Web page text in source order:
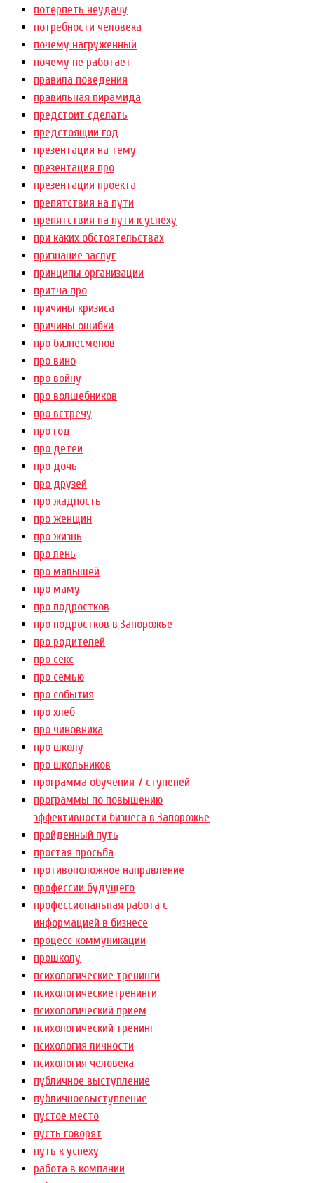
потерпеть неудачу
потребности человека
почему нагруженный
почему не работает
правила поведения
правильная пирамида
предстоит сделать
предстоящий год
презентация на тему
презентация про
презентация проекта
препятствия на пути
препятствия на пути к успеху
при каких обстоятельствах
признание заслуг
принципы организации
притча про
причины кризиса
причины ошибки
про бизнесменов
про вино
про войну
про волшебников
про встречу
про год
про детей
про дочь
про друзей
про жадность
про женщин
про жизнь
про лень
про малышей
про маму
про подростков
про подростков в Запорожье
про родителей
про секс
про семью
про события
про хлеб
про чиновника
про школу
про школьников
программа обучения 7 ступеней
программы по повышению
эффективности бизнеса в Запорожье
пройденный путь
простая просьба
противоположное направление
профессии будущего
профессиональная работа с
информацией в бизнесе
процесс коммуникации
прошколу
психологические тренинги
психологическиетренинги
психологический прием
психологический тренинг
психология личности
психология человека
публичное выступление
публичноевыступление
пустое место
пусть говорят
путь к успеху
работа в компании